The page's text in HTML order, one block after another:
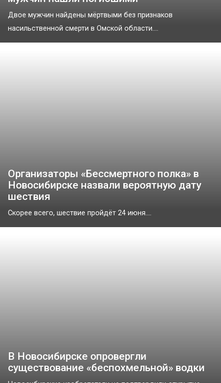
Двое мужчин найдены мёртвыми без признаков
насильственной смерти в Омской области....
Организаторы «Бессмертного полка» в
Новосибирске назвали вероятную дату
шествия
Скорее всего, шествие пройдёт 24 июня....
В Новосибирске опровергли
существование «беспохмельной» водки